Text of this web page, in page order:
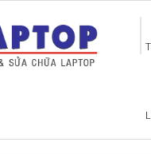
Thay bàn phím
Sửa Macbook uy tín